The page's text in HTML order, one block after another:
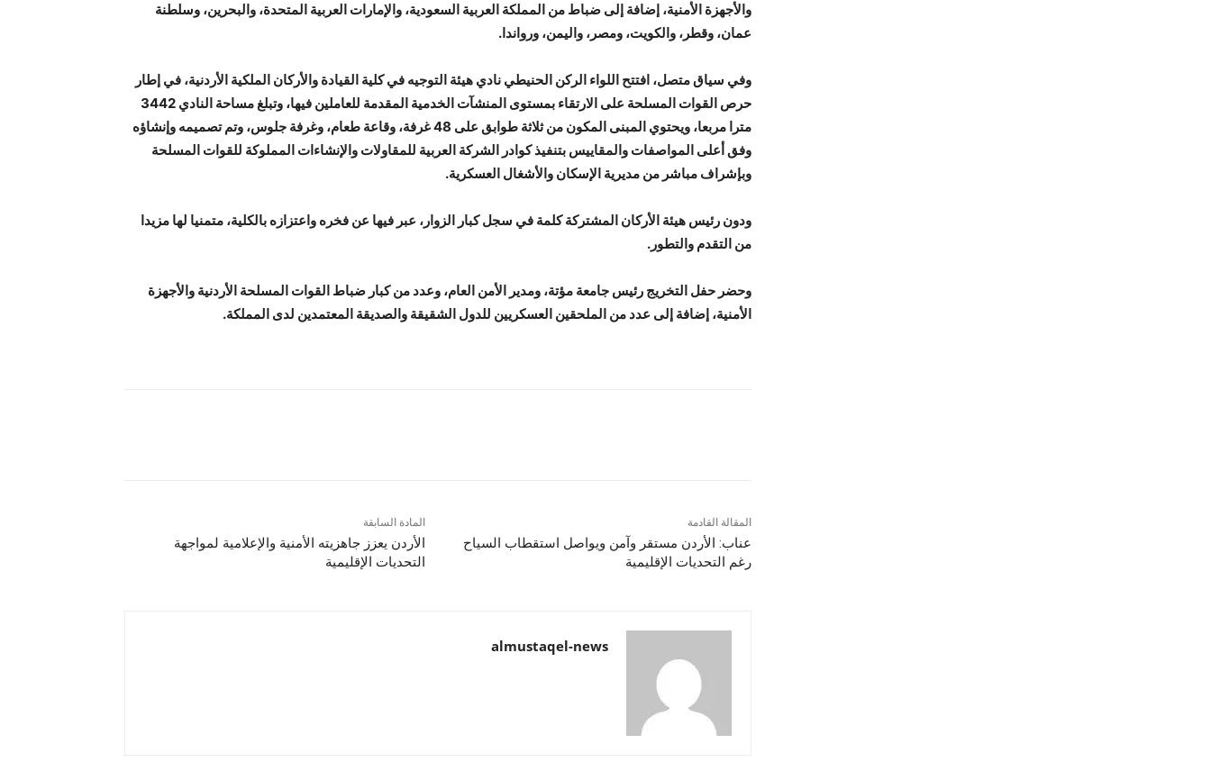
والأجهزة الأمنية، إضافة إلى ضباط من المملكة العربية السعودية، والإمارات العربية المتحدة، والبحرين، وسلطنة
عمان، وقطر، والكويت، ومصر، واليمن، ورواندا.
وفي سياق متصل، افتتح اللواء الركن الحنيطي نادي هيئة التوجيه في كلية القيادة والأركان الملكية الأردنية، في إطار
حرص القوات المسلحة على الارتقاء بمستوى المنشآت الخدمية المقدمة للعاملين فيها، وتبلغ مساحة النادي 3442
مترا مربعا، ويحتوي المبنى المكون من ثلاثة طوابق على 48 غرفة، وقاعة طعام، وغرفة جلوس، وتم تصميمه وإنشاؤه
وفق أعلى المواصفات والمقاييس بتنفيذ كوادر الشركة العربية للمقاولات والإنشاءات المملوكة للقوات المسلحة
وبإشراف مباشر من مديرية الإسكان والأشغال العسكرية.
ودون رئيس هيئة الأركان المشتركة كلمة في سجل كبار الزوار، عبر فيها عن فخره واعتزازه بالكلية، متمنيا لها مزيدا
من التقدم والتطور.
وحضر حفل التخريج رئيس جامعة مؤتة، ومدير الأمن العام، وعدد من كبار ضباط القوات المسلحة الأردنية والأجهزة
الأمنية، إضافة إلى عدد من الملحقين العسكريين للدول الشقيقة والصديقة المعتمدين لدى المملكة.
المادة السابقة
الأردن يعزز جاهزيته الأمنية والإعلامية لمواجهة
التحديات الإقليمية
المقالة القادمة
عناب: الأردن مستقر وآمن ويواصل استقطاب السياح
رغم التحديات الإقليمية
almustaqel-news